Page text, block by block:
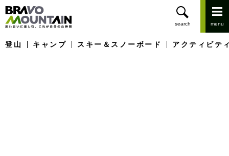
登山 キャンプ スキー＆スノーボード アクティビテ